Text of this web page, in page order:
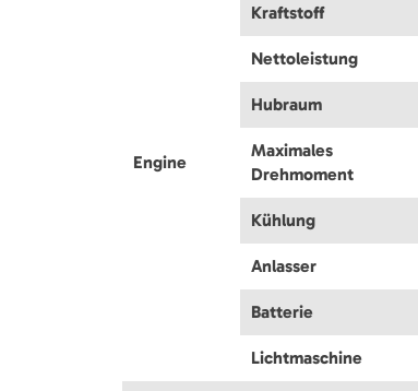
Engine
Kraftstoff
Nettoleistung
Hubraum
Maximales
Drehmoment
Kühlung
Anlasser
Batterie
Lichtmaschine